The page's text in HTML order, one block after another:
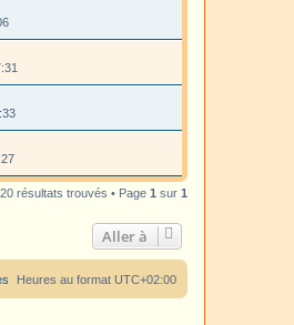
20 résultats trouvés • Page 1 sur 1
Aller à
Heures au format UTC+02:00